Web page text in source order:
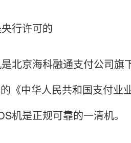
行许可的
北京海科融通支付公司
《中华人民共和国支付业
机是正规可靠的一清机。